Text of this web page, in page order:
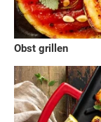
Obst grillen